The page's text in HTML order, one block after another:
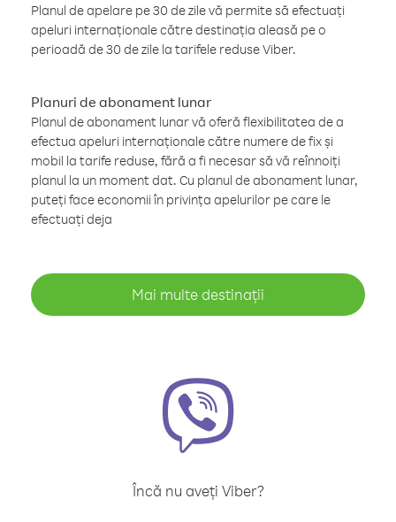
Planul de apelare pe 30 de zile vă permite să efectuați
apeluri internaționale către destinația aleasă pe o
perioadă de 30 de zile la tarifele reduse Viber.
Planuri de abonament lunar
Planul de abonament lunar vă oferă flexibilitatea de a
efectua apeluri internaționale către numere de fix și
mobil la tarife reduse, fără a fi necesar să vă reînnoiți
planul la un moment dat. Cu planul de abonament lunar,
puteți face economii în privința apelurilor pe care le
efectuați deja
Mai multe destinații
Încă nu aveți Viber?